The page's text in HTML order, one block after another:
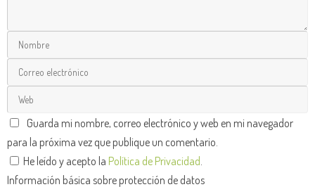
Guarda mi nombre, correo electrónico y web en mi navegador
para la próxima vez que publique un comentario.
He leído y acepto la Política de Privacidad
Información básica sobre protección de datos